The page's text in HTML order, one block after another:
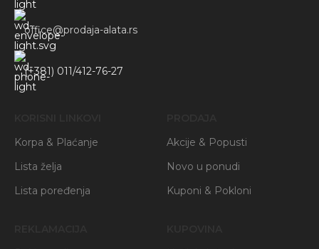
office@prodaja-alata.rs
(+381) 011/412-76-27
Korpa & Plaćanje
Lista želja
Lista poređenja
Akcije & Popusti
Novo u ponudi
Kuponi & Pokloni